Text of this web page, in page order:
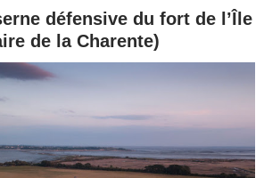
défensive du fort de l’Île
de la Charente)